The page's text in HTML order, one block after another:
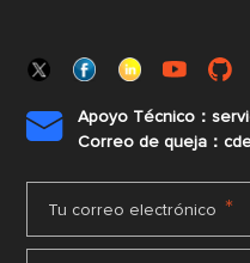

Apoyo Técnico：
Correo de queja：
Tu correo electrónico *